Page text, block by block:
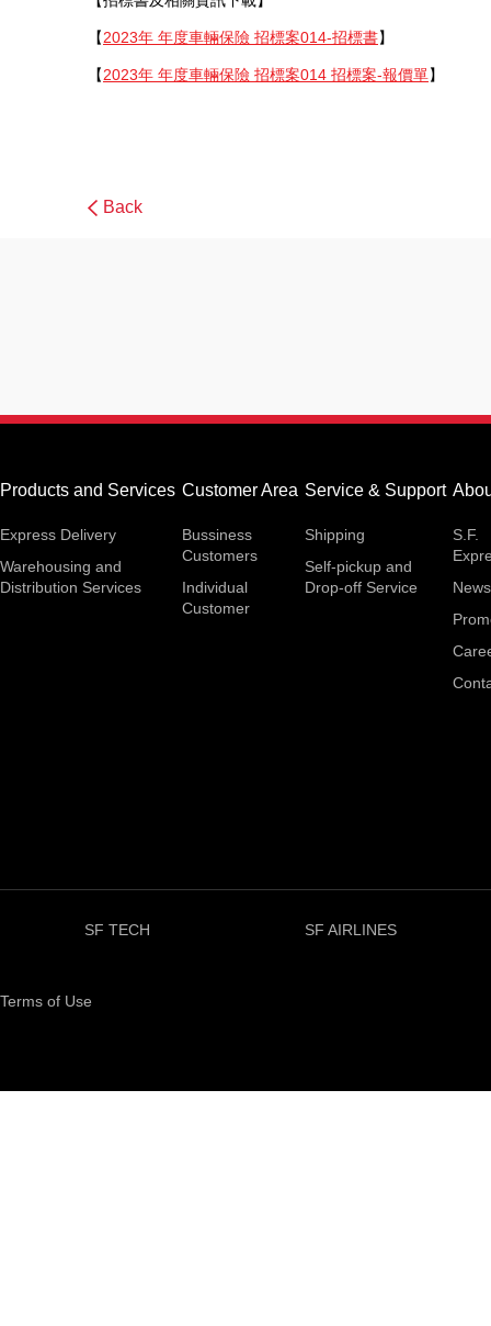
【2023年 年度車輛保險 招標案014-招標書】
【2023年 年度車輛保險 招標案014 招標案-報價單】
Back
Products and Services
Express Delivery
Warehousing and
Distribution Services
Customer Area
Bussiness
Customers
Individual
Customer
Service & Support
Shipping
Self-pickup and
Drop-off Service
S.F.
News
SF TECH SF AIRLINES
Terms of Use